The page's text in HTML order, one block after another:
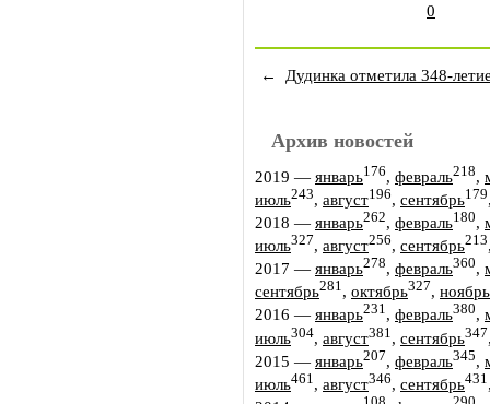
0
← Дудинка отметила 348-
Архив новостей
2019 — январь176, февраль218,
июль243, август196, сентябрь179
2018 — январь262, февраль180,
июль327, август256, сентябрь213
2017 — январь278, февраль360,
сентябрь281, октябрь327, ноябрь
2016 — январь231, февраль380,
июль304, август381 , сентябрь347
2015 — январь207, февраль345,
июль461 , август346, сентябрь431